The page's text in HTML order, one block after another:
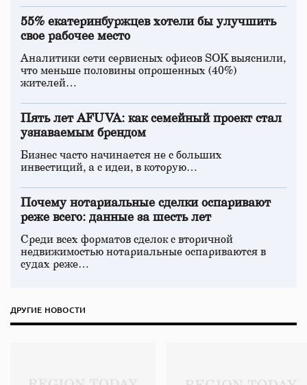
55% екатеринбуржцев хотели бы улучшить
свое рабочее место
Аналитики сети сервисных офисов SOK выяснили,
что меньше половины опрошенных (40%)
жителей…
Пять лет AFUVA: как семейный проект стал
узнаваемым брендом
Бизнес часто начинается не с больших
инвестиций, а с идеи, в которую…
Почему нотариальные сделки оспаривают
реже всего: данные за шесть лет
Среди всех форматов сделок с вторичной
недвижимостью нотариальные оспариваются в
судах реже…
ДРУГИЕ НОВОСТИ